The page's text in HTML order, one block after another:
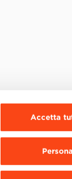
Accetta